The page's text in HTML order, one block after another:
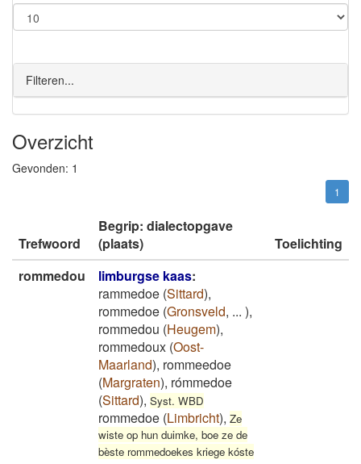
Filteren...
Overzicht
Gevonden: 1
1
Trefwoord
Begrip: dialectopgave
(plaats)
Toelichting
rommedou
limburgse kaas:
rammedoe (Sittard),
rommedoe (Gronsveld, ... ),
rommedou (Heugem),
rommedoux (Oost-
Maarland), rommeedoe
(Margraten), rómmedoe
(Sittard), Syst. WBD
rommedoe (Limbricht), Ze
wiste op hun duimke, boe ze de
bèste rommedoekes kriege kóste